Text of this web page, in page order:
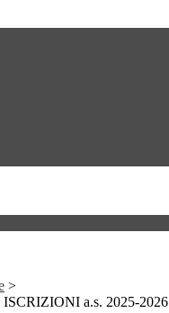
>
a.s. 2025-2026